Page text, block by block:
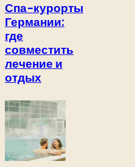
Спа-курорты
Германии:
где
совместить
лечение и
отдых